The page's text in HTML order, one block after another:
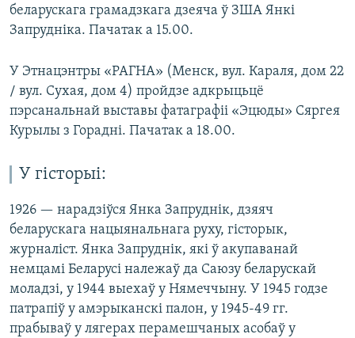
беларускага грамадзкага дзеяча ў ЗША Янкі
Запрудніка. Пачатак а 15.00.
У Этнацэнтры «РАГНА» (Менск, вул. Караля, дом 22
/ вул. Сухая, дом 4) пройдзе адкрыцьцё
пэрсанальнай выставы фатаграфіі «Эцюды» Сяргея
Курылы з Горадні. Пачатак а 18.00.
У гісторыі:
1926 — нарадзіўся Янка Запруднік, дзяяч
беларускага нацыянальнага руху, гісторык,
журналіст. Янка Запруднік, які ў акупаванай
немцамі Беларусі належаў да Саюзу беларускай
моладзі, у 1944 выехаў у Нямеччыну. У 1945 годзе
патрапіў у амэрыканскі палон, у 1945-49 гг.
прабываў у лягерах перамешчаных асобаў у